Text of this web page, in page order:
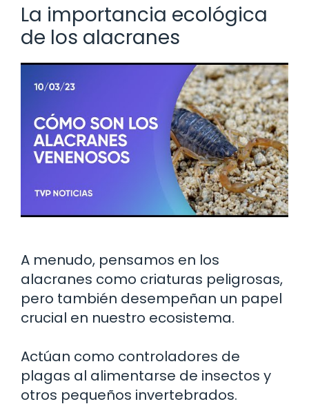
La importancia ecológica
de los alacranes
A menudo, pensamos en los
alacranes como criaturas peligrosas,
pero también desempeñan un papel
crucial en nuestro ecosistema.
Actúan como controladores de
plagas al alimentarse de insectos y
otros pequeños invertebrados.